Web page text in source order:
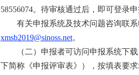
58556074。待审核通过后，即可登录
有关申报系统及技术问题咨询联系电
xmsb2019@sinoss.net。
（二）申报者可访问申报系统下载
下简称《申报评审表》），按填表要